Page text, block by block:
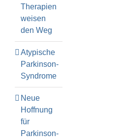
Therapien
weisen
den Weg
Atypische
Parkinson-
Syndrome
Neue
Hoffnung
für
Parkinson-